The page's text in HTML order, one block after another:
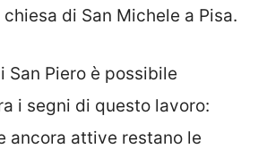
di San Michele a Pisa.
San Piero è possibile
i segni di questo lavoro:
ancora attive restano le